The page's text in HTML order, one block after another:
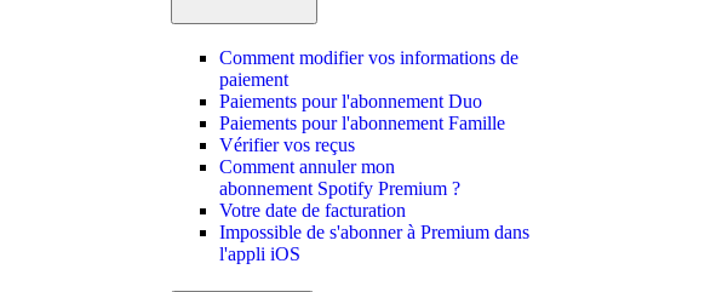
Comment modifier vos informations de
paiement
Paiements pour l'abonnement Duo
Paiements pour l'abonnement Famille
Vérifier vos reçus
Comment annuler mon
abonnement Spotify Premium ?
Votre date de facturation
Impossible de s'abonner à Premium dans
l'appli iOS